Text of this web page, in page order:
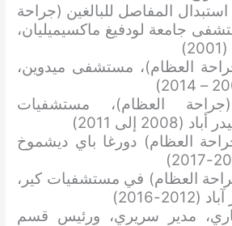
المفاصل للبالغين (جراحة
جامعة لودفيغ ماكسيميليان،
العظام)، مستشفى ميدوين،
العظام)، مستشفيات
إلى 2011)
العظام) دورغا باي ديشموخ
العظام) في مستشفيات كير،
2016)
مدير سريري، ورئيس قسم